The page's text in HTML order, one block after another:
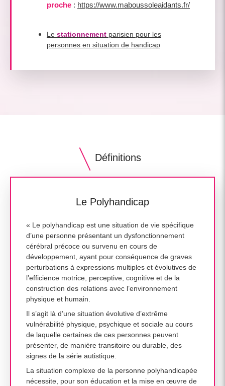
proche : https://www.maboussoleaidants.fr/
Le stationnement parisien pour les
personnes en situation de handicap
Définitions
Le Polyhandicap
« Le polyhandicap est une situation de vie spécifique
d’une personne présentant un dysfonctionnement
cérébral précoce ou survenu en cours de
développement, ayant pour conséquence de graves
perturbations à expressions multiples et évolutives de
l’efficience motrice, perceptive, cognitive et de la
construction des relations avec l’environnement
physique et humain.
Il s’agit là d’une situation évolutive d’extrême
vulnérabilité physique, psychique et sociale au cours
de laquelle certaines de ces personnes peuvent
présenter, de manière transitoire ou durable, des
signes de la série autistique.
La situation complexe de la personne polyhandicapée
nécessite, pour son éducation et la mise en œuvre de